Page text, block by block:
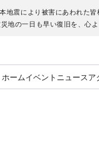
地震により被害にあわれた
地の一日も早い復旧を、心
ホームイベント ニュース ア
クセス